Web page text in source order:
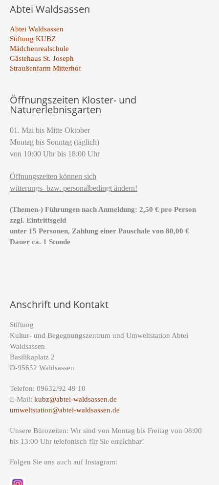
Abtei Waldsassen
Abtei Waldsassen
Stiftung KUBZ
Mädchenrealschule
Gästehaus St. Joseph
Straußenfarm Mitterhof
Öffnungszeiten Kloster- und
Naturerlebnisgarten
01. Mai bis Mitte Oktober
Montag bis Sonntag (täglich)
von 10:00 Uhr bis 18:00 Uhr
Öffnungszeiten können sich
witterungs- bzw. personalbedingt ändern!
(Themen-) Führungen nach Anmeldung: 2,50 € pro Person
zzgl. Eintrittsgeld
unter 15 Personen, Zahlung einer Pauschale von 80,00 €
Dauer ca. 1 Stunde
Anschrift und Kontakt
Stiftung
Kultur- und Begegnungszentrum und Umweltstation Abtei
Waldsassen
Basilikaplatz 2
D-95652 Waldsassen
Telefon: 09632/92 49 10
E-Mail: kubz@abtei-waldsassen.de
umweltstation@abtei-waldsassen.de
Unsere Bürozeiten: Wir sind von Montag bis Freitag von 08:00
bis 13:00 Uhr telefonisch für Sie erreichbar!
Folgen Sie uns auch auf Instagram: